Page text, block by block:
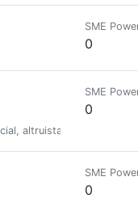
SME
0
altruista literario,
SME
0
SME
0